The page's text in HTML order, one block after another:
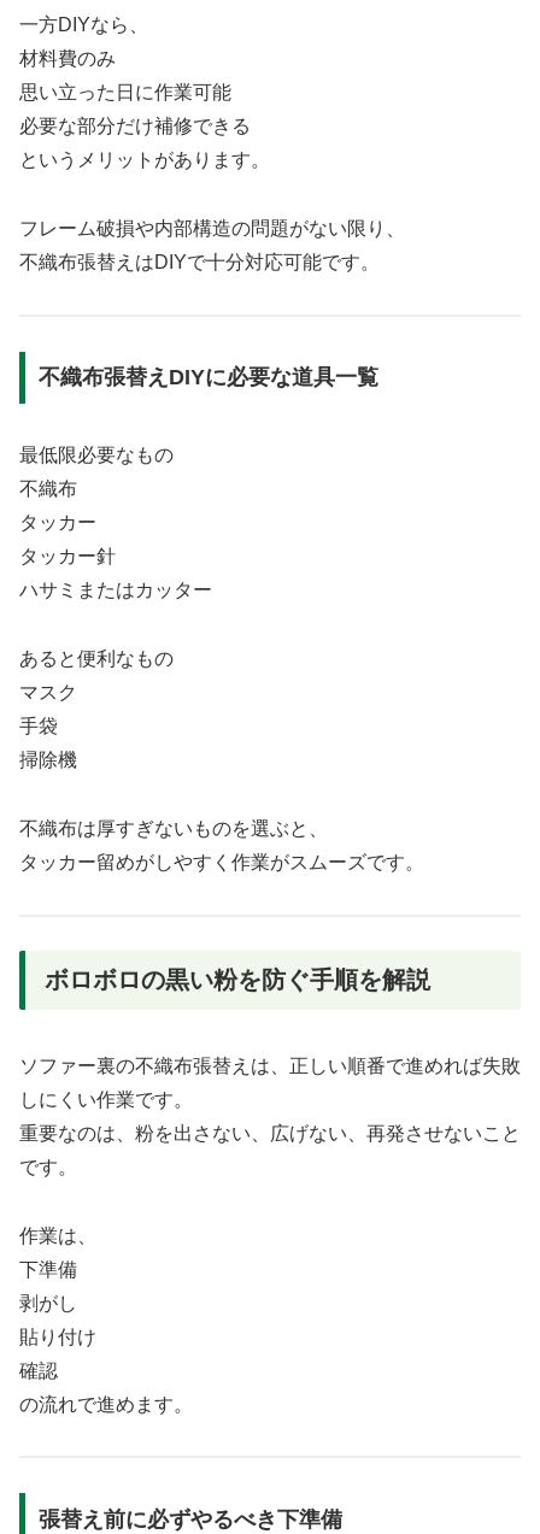
一方DIYなら、
材料費のみ
思い立った日に作業可能
必要な部分だけ補修できる
というメリットがあります。
フレーム破損や内部構造の問題がない限り、
不織布張替えはDIYで十分対応可能です。
不織布張替えDIYに必要な道具一覧
最低限必要なもの
不織布
タッカー
タッカー針
ハサミまたはカッター
あると便利なもの
マスク
手袋
掃除機
不織布は厚すぎないものを選ぶと、
タッカー留めがしやすく作業がスムーズです。
ボロボロの黒い粉を防ぐ手順を解説
ソファー裏の不織布張替えは、正しい順番で進めれば失敗
しにくい作業です。
重要なのは、粉を出さない、広げない、再発させないこと
です。
作業は、
下準備
剥がし
貼り付け
確認
の流れで進めます。
張替え前に必ずやるべき下準備